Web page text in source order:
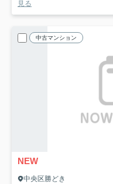
見る
中古マンション
NEW
中央区勝どき